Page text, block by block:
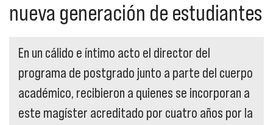
nueva generación de estudiantes
En un cálido e íntimo acto el director del
programa de postgrado junto a parte del cuerpo
académico, recibieron a quienes se incorporan a
este magíster acreditado por cuatro años por la